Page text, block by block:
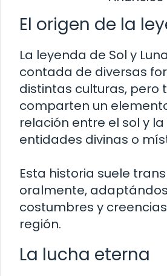
El origen de la
La leyenda de Sol y
contada de diversas
distintas culturas, pero
comparten un
relación entre el sol y
entidades divinas o
Esta historia suele
oralmente,
costumbres y
región.
La lucha eterna